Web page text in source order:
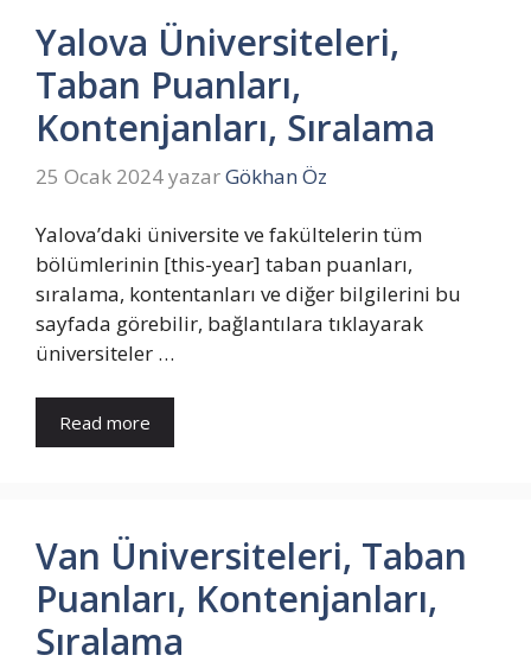
Yalova Üniversiteleri,
Taban Puanları,
Kontenjanları, Sıralama
25 Ocak 2024yazarGökhan Öz
Yalova’daki üniversite ve fakültelerin tüm
bölümlerinin [this-year] taban puanları,
sıralama, kontentanları ve diğer bilgilerini bu
sayfada görebilir, bağlantılara tıklayarak
üniversiteler …
Read more
Van Üniversiteleri, Taban
Puanları, Kontenjanları,
Sıralama